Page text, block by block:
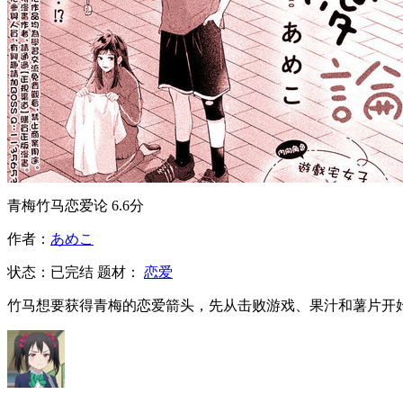
青梅竹马恋爱论 6.6分
作者： あめこ
状态： 已完结 题材： 恋爱
竹马想要获得青梅的恋爱箭头，先从击败游戏、果汁和薯片开